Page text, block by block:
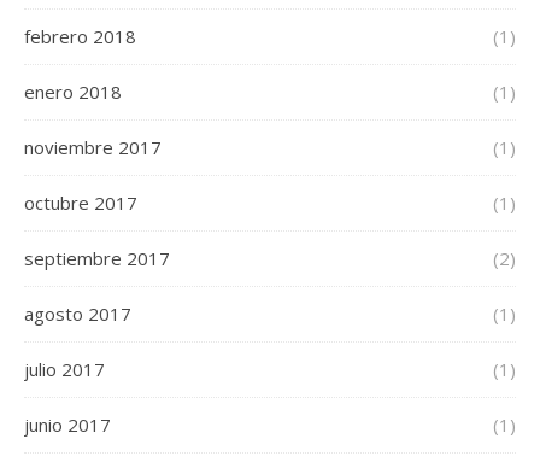
febrero 2018 (1)
enero 2018 (1)
noviembre 2017 (1)
octubre 2017 (1)
septiembre 2017 (2)
agosto 2017 (1)
julio 2017 (1)
junio 2017 (1)